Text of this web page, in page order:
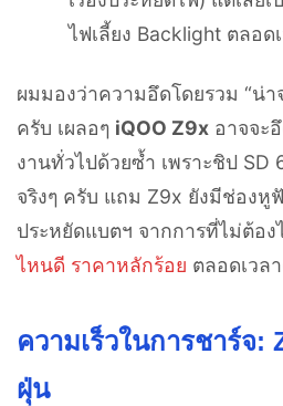
ไฟเลี้ยง Backlight ตลอด
ผมมองว่าความอึดโดยรวม “น่า
ครับ เผลอๆ iQOO Z9x อาจจะ
งานทั่วไปด้วยซ้ำ เพราะชิป SD
จริงๆ ครับ แถม Z9x ยังมีช่องหู
ประหยัดแบตฯ จากการที่ไม่ต้อง
ไหนดี ราคาหลักร้อย ตลอดเวล
ความเร็วในการชาร์จ:
ฝุ่น